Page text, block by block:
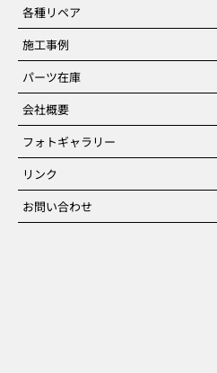
各種リペア
施工事例
パーツ在庫
会社概要
フォトギャラリー
リンク
お問い合わせ